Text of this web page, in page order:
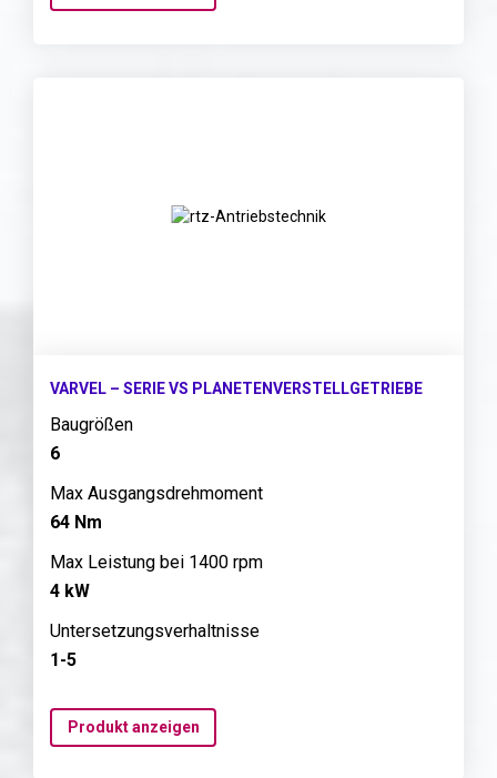
VARVEL – SERIE VS PLANETENVERSTELLGETRIEBE
Baugrößen
6
Max Ausgangsdrehmoment
64 Nm
Max Leistung bei 1400 rpm
4 kW
Untersetzungsverhaltnisse
1-5
Produkt anzeigen